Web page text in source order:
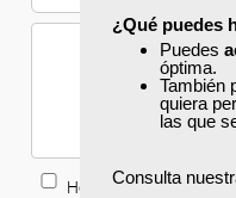
¿Qué puedes
Puedes
óptima.
También
quiera
las que
Consulta
He leído y acepto la